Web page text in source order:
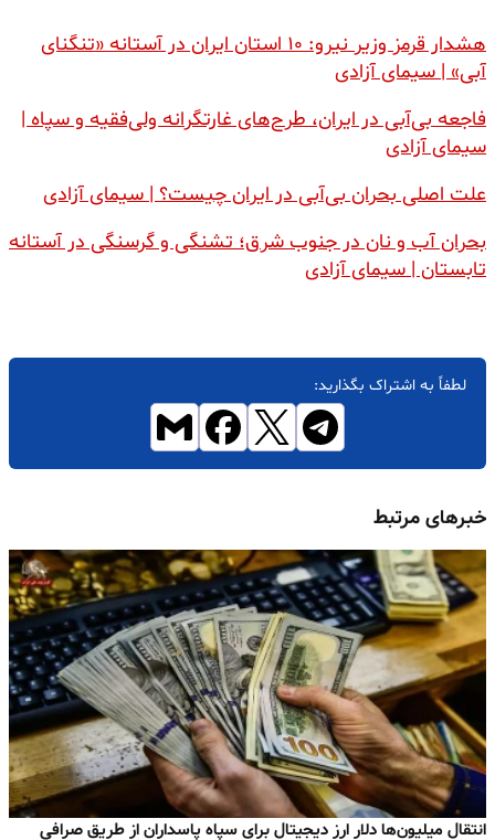
هشدار قرمز وزیر نیرو: ۱۰ استان ایران در آستانه «تنگنای
آبی» | سیمای آزادی
فاجعه بی‌آبی در ایران، طرح‌های غارتگرانه ولی‌فقیه و سپاه |
سیمای آزادی
علت اصلی بحران بی‌آبی در ایران چیست؟ | سیمای آزادی
بحران آب و نان در جنوب شرق؛ تشنگی و گرسنگی در آستانه
تابستان | سیمای آزادی
لطفاً به اشتراک بگذارید:
خبرهای مرتبط
انتقال میلیون‌ها دلار ارز دیجیتال برای سپاه پاسداران از طریق صرافی